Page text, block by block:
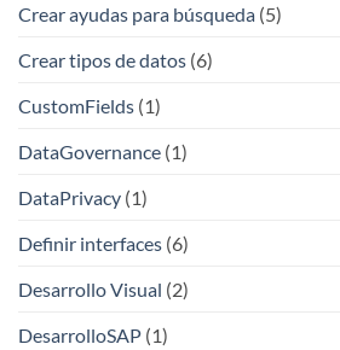
Crear ayudas para búsqueda (5)
Crear tipos de datos (6)
CustomFields (1)
DataGovernance (1)
DataPrivacy (1)
Definir interfaces (6)
Desarrollo Visual (2)
DesarrolloSAP (1)